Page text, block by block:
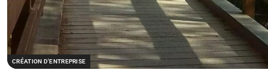
CRÉATION D'ENTREPRISE